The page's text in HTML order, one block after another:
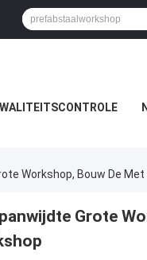
Workshop, Bouw De
Grote